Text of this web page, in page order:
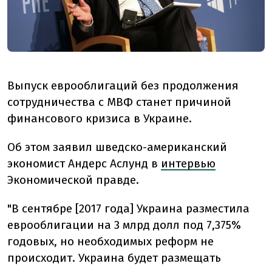
Выпуск еврооблигаций без продолжения
сотрудничества с МВФ станет причиной
финансового кризиса в Украине.
Об этом заявил шведско-американский
экономист Андерс Аслунд в интервью
Экономической правде.
"В сентябре [2017 года] Украина разместила
еврооблигации на 3 млрд долл под 7,375%
годовых, но необходимых реформ не
происходит. Украина будет размещать